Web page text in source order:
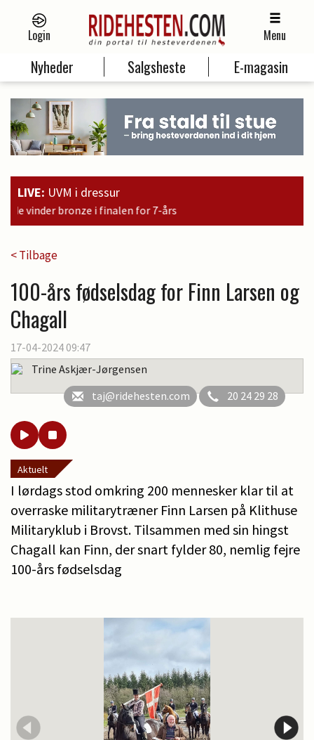
Login Menu
Nyheder Salgsheste E-magasin
LIVE: UVM i dressur
< Tilbage
100-års fødselsdag for Finn Larsen og
Chagall
17-04-2024 09:47
Trine Askjær-Jørgensen
taj@ridehesten.com
20 24 29 28
Aktuelt
I lørdags stod omkring 200 mennesker klar til at
overraske militarytræner Finn Larsen på Klithuse
Militaryklub i Brovst. Tilsammen med sin hingst
Chagall kan Finn, der snart fylder 80, nemlig fejre
100-års fødselsdag